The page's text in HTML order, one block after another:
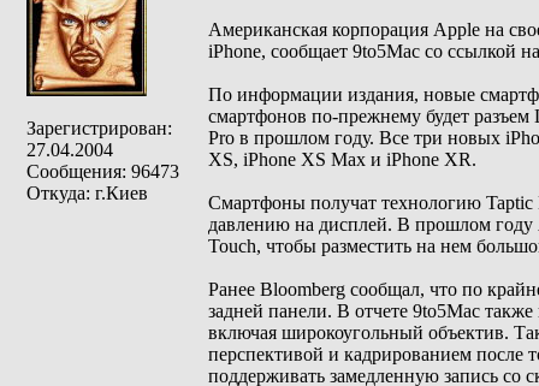
Зарегистрирован:
27.04.2004
Сообщения: 96473
Откуда: г.Киев
Американская корпорация Apple на
iPhone, сообщает 9to5Mac со ссылкой
По информации издания, новые
смартфонов по-прежнему будет разъем
Pro в прошлом году. Все три новых
XS, iPhone XS Max и iPhone XR.
Смартфоны получат технологию Taptic
давлению на дисплей. В прошлом году
Touch, чтобы разместить на нем
Ранее Bloomberg сообщал, что по
задней панели. В отчете 9to5Mac
включая широкоугольный объектив.
перспективой и кадрированием после
поддерживать замедленную запись со